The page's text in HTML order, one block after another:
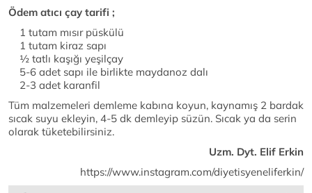
Ödem atıcı çay tarifi ;
1 tutam mısır püskülü
1 tutam kiraz sapı
½ tatlı kaşığı yeşilçay
5-6 adet sapı ile birlikte maydanoz dalı
2-3 adet karanfil
Tüm malzemeleri demleme kabına koyun, kaynamış 2 bardak
sıcak suyu ekleyin, 4-5 dk demleyip süzün. Sıcak ya da serin
olarak tüketebilirsiniz.
Uzm. Dyt. Elif Erkin
https://www.instagram.com/diyetisyeneliferkin/